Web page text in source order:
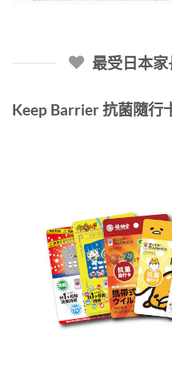
最受日本
Keep Barrier 抗菌隨行